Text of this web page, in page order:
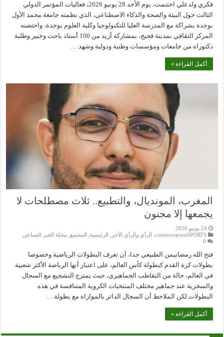
فكري ولدعلي اختتمت، يوم الأحد 28 يونيو 2026، فعاليات المؤتمر الدولي
الثالث حول البيئة والصحة والذكاء الاصطناعي، الذي نظمته جامعة محمد الأول
بوجدة بشراكة مع المدرسة العليا للتكنولوجيا وكلية العلوم بوجدة، واحتضنه
المركز الثقافي بمدينة فجيج، بمشاركة أزيد من 100 أستاذ باحث وخبير وطلبة
دكتوراه من جامعات ومؤسسات وطنية ودولية.وشهد …
أكمل القراءة »
المغرب، المونديال، والتطبيع.. ثلاث مصطلحات لا
يجمعها إلا مجنون
24 يونيو 2026
communpressSPORTS الرأي والرأي الآخر الرئيسية المجتمع
مجلة الخبر الجماعي
0
فتح الله رمضانيمن الطبيعي جدا، أن تعرف البطولات الرياضية وخصوصا
بطولات كرة القدم كبطولة كأس العالم، على اعتبار أنها الرياضة الأكثر شعبية
في العالم، حالة من التقاطب الجماهيري، حيث يمتزج التشجيع مع السجال
والسخرية عند جماهير مختلف المنتخبات الكروية المتنافسة في هذه
البطولات.لكن الملاحظ أن السجال الدائر بالموازاة مع بطولة …
أكمل القراءة »